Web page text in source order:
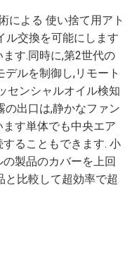
による 使い捨て用アト
ル交換を可能にします
す.同時に,第2世代の
ルを制御し,リモート
センシャルオイル検知
の出口は,静かなファン
す単体でも中央エア
ることもできます. 小
製品のカバーを上回
と比較して超効率で超